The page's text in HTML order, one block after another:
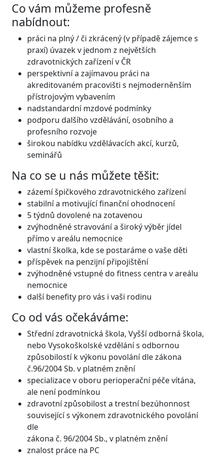
Co vám můžeme profesně
nabídnout:
práci na plný / či zkrácený (v případě zájemce s
praxí) úvazek v jednom z největších
zdravotnických zařízení v ČR
perspektivní a zajímavou práci na
akreditovaném pracovišti s nejmoderněnším
přístrojovým vybavením
nadstandardní mzdové podmínky
podporu dalšího vzdělávání, osobního a
profesního rozvoje
širokou nabídku vzdělávacích akcí, kurzů,
seminářů
Na co se u nás můžete těšit:
zázemí špičkového zdravotnického zařízení
stabilní a motivující finanční ohodnocení
5 týdnů dovolené na zotavenou
zvýhodněné stravování a široký výběr jídel
přímo v areálu nemocnice
vlastní školka, kde se postaráme o vaše děti
příspěvek na penzijní připojištění
zvýhodněné vstupné do fitness centra v areálu
nemocnice
další benefity pro vás i vaši rodinu
Co od vás očekáváme:
Střední zdravotnická škola, Vyšší odborná škola,
nebo Vysokoškolské vzdělání s odbornou
způsobilostí k výkonu povolání dle zákona
č.96/2004 Sb. v platném znění
specializace v oboru perioperační péče vítána,
ale není podmínkou
zdravotní způsobilost a trestní bezúhonnost
související s výkonem zdravotnického povolání
dle
zákona č. 96/2004 Sb., v platném znění
znalost práce na PC